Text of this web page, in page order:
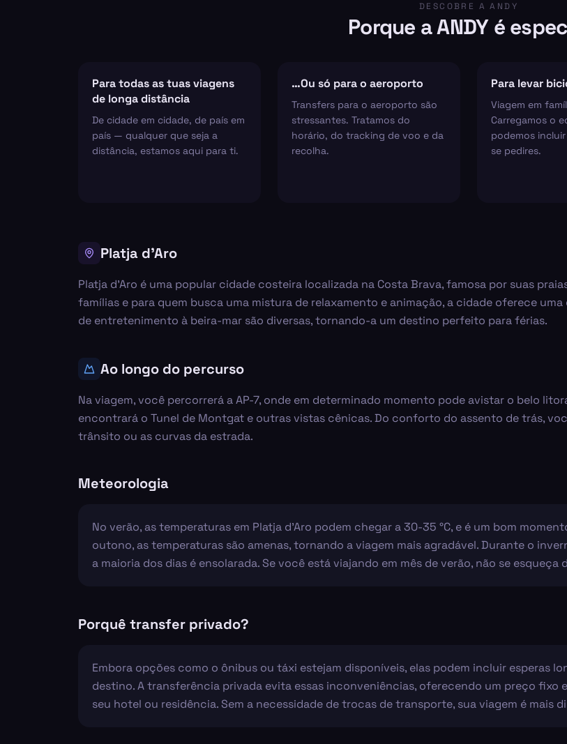
DESCOBRE A ANDY
Porque a ANDY é
Para todas as tuas viagens
de longa distância
De cidade em cidade, de país em
país — qualquer que seja a
distância, estamos aqui para ti.
…Ou só para o aeroporto
Transfers para o aeroporto são
stressantes. Tratamos do
horário, do tracking de voo e da
recolha.
Para levar
Viagem em
Carregamos o
podemos
se pedires.
Platja d'Aro
Platja d'Aro é uma popular cidade costeira localizada na Costa Brava, famosa por suas
famílias e para quem busca uma mistura de relaxamento e animação, a cidade oferece
de entretenimento à beira-mar são diversas, tornando-a um destino perfeito para férias.
Ao longo do percurso
Na viagem, você percorrerá a AP-7, onde em determinado momento pode avistar o belo
encontrará o Tunel de Montgat e outras vistas cênicas. Do conforto do assento de trás,
trânsito ou as curvas da estrada.
Meteorologia
No verão, as temperaturas em Platja d'Aro podem chegar a 30-35 °C, e é um bom
outono, as temperaturas são amenas, tornando a viagem mais agradável. Durante o
a maioria dos dias é ensolarada. Se você está viajando em mês de verão, não se
Porquê transfer privado?
Embora opções como o ônibus ou táxi estejam disponíveis, elas podem incluir esperas
destino. A transferência privada evita essas inconveniências, oferecendo um preço
seu hotel ou residência. Sem a necessidade de trocas de transporte, sua viagem é mais